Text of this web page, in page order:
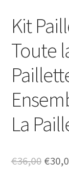
Kit
Toute
La
€36,00 Le
€